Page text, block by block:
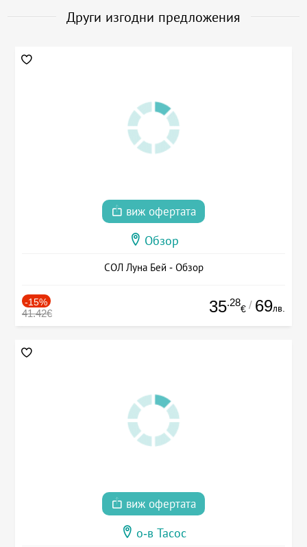
Други изгодни предложения
виж офертата
Обзор
СОЛ Луна Бей - Обзор
-15%
41.42€ 35.28
€ / 69лв.
виж офертата
о-в Тасос